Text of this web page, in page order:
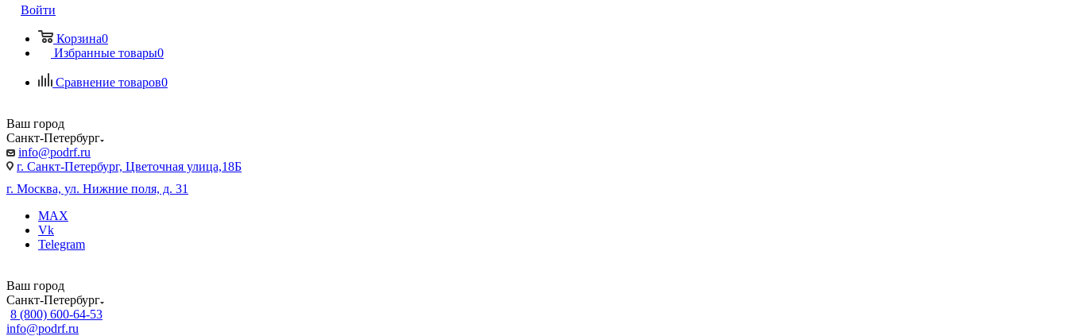
Войти
Корзина0
Избранные товары0
Сравнение товаров0
Ваш город
Санкт-Петербург
info@podrf.ru
г. Санкт-Петербург, Цветочная улица,18Б
г. Москва, ул. Нижние поля, д. 31
MAX
Vk
Telegram
Ваш город
Санкт-Петербург
8 (800) 600-64-53
info@podrf.ru